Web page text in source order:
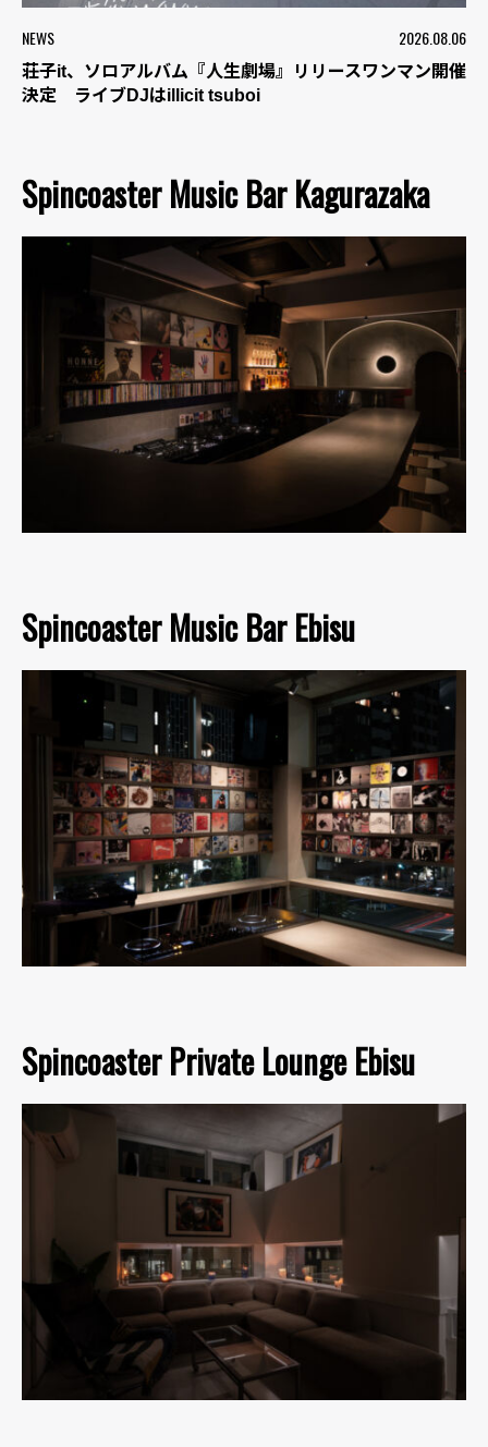
NEWS 2026.08.06
荘子it、ソロアルバム『人生劇場』リリースワンマン開催
決定 ライブDJはillicit tsuboi
Spincoaster Music Bar Kagurazaka
Spincoaster Music Bar Ebisu
Spincoaster Private Lounge Ebisu